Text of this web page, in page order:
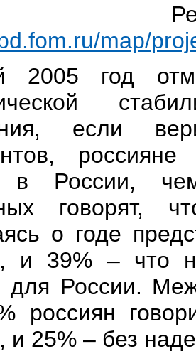
map/
2005 год
если
в России,
говорят,
о годе
и 39% – что
для России.
россиян
и 25% – без